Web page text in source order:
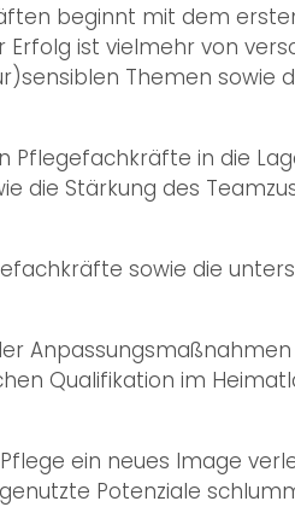
beginnt mit dem
ist vielmehr von
Themen sowie
in die
die Stärkung des
sowie die
Qualifikation im
ein neues Image
Potenziale